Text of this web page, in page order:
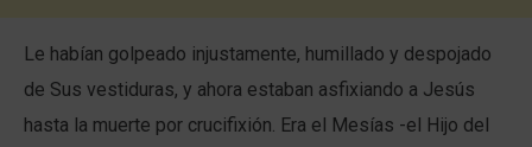
Le habían golpeado injustamente, humillado y despojado
de Sus vestiduras, y ahora estaban asfixiando a Jesús
hasta la muerte por crucifixión. Era el Mesías -el Hijo del